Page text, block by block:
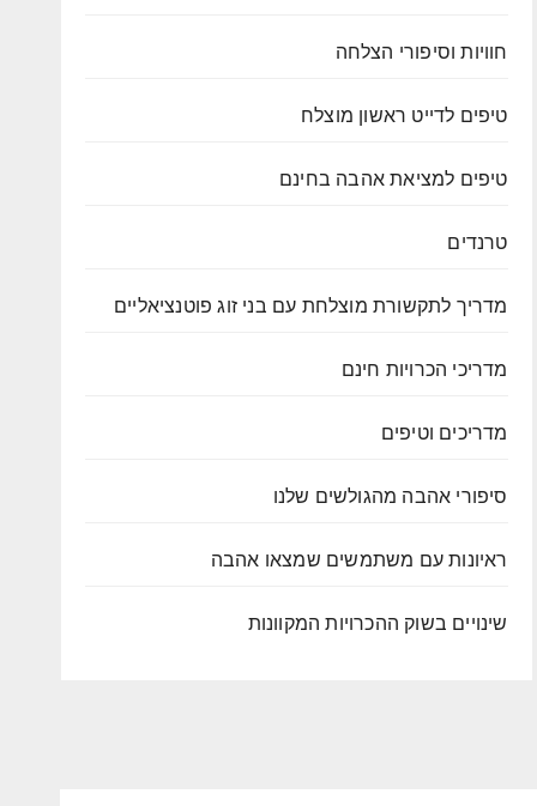
חוויות וסיפורי הצלחה
טיפים לדייט ראשון מוצלח
טיפים למציאת אהבה בחינם
טרנדים
מדריך לתקשורת מוצלחת עם בני זוג פוטנציאליים
מדריכי הכרויות חינם
מדריכים וטיפים
סיפורי אהבה מהגולשים שלנו
ראיונות עם משתמשים שמצאו אהבה
שינויים בשוק ההכרויות המקוונות